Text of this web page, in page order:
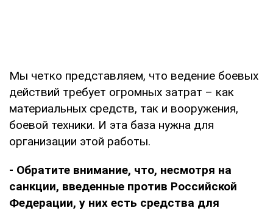
Мы четко представляем, что ведение боевых
действий требует огромных затрат – как
материальных средств, так и вооружения,
боевой техники. И эта база нужна для
организации этой работы.
- Обратите внимание, что, несмотря на
санкции, введенные против Российской
Федерации, у них есть средства для